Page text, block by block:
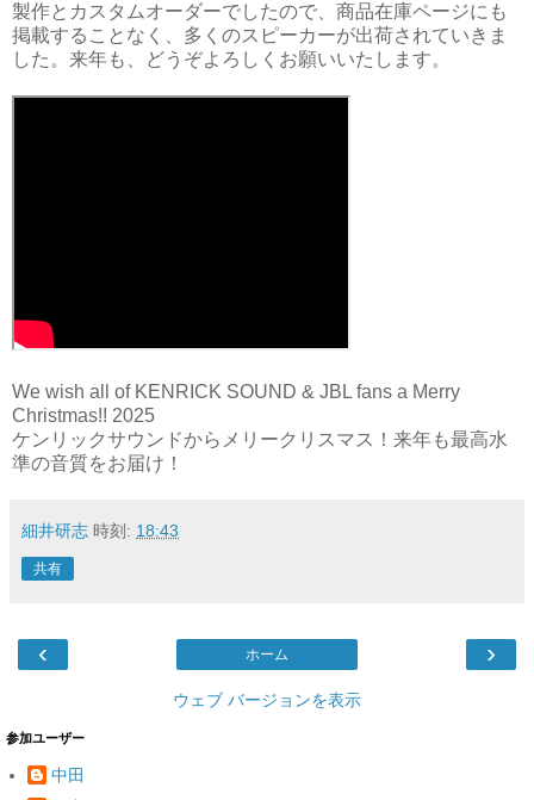
製作とカスタムオーダーでしたので、商品在庫ページにも
掲載することなく、多くのスピーカーが出荷されていきま
した。来年も、どうぞよろしくお願いいたします。
We wish all of KENRICK SOUND & JBL fans a Merry
Christmas!! 2025
ケンリックサウンドからメリークリスマス！来年も最高水
準の音質をお届け！
細井研志 時刻: 18:43
共有
‹ ›
ホーム
ウェブ バージョンを表示
参加ユーザー
中田